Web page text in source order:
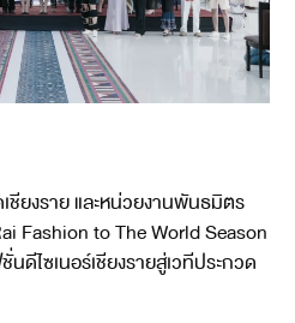
ชียงราย และหน่วยงานพันธมิตร
Fashion to The World Season
ดีไซเนอร์เชียงรายสู่เวทีประกวด